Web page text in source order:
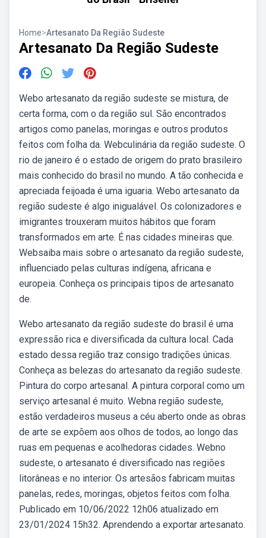
Home>Artesanato Da Região Sudeste
Artesanato Da Região Sudeste
Webo artesanato da região sudeste se mistura, de
certa forma, com o da região sul. São encontrados
artigos como panelas, moringas e outros produtos
feitos com folha da. Webculinária da região sudeste. O
rio de janeiro é o estado de origem do prato brasileiro
mais conhecido do brasil no mundo. A tão conhecida e
apreciada feijoada é uma iguaria. Webo artesanato da
região sudeste é algo inigualável. Os colonizadores e
imigrantes trouxeram muitos hábitos que foram
transformados em arte. É nas cidades mineiras que.
Websaiba mais sobre o artesanato da região sudeste,
influenciado pelas culturas indígena, africana e
europeia. Conheça os principais tipos de artesanato
de.
Webo artesanato da região sudeste do brasil é uma
expressão rica e diversificada da cultura local. Cada
estado dessa região traz consigo tradições únicas.
Conheça as belezas do artesanato da região sudeste.
Pintura do corpo artesanal. A pintura corporal como um
serviço artesanal é muito. Webna região sudeste,
estão verdadeiros museus a céu aberto onde as obras
de arte se expõem aos olhos de todos, ao longo das
ruas em pequenas e acolhedoras cidades. Webno
sudeste, o artesanato é diversificado nas regiões
litorâneas e no interior. Os artesãos fabricam muitas
panelas, redes, moringas, objetos feitos com folha.
Publicado em 10/06/2022 12h06 atualizado em
23/01/2024 15h32. Aprendendo a exportar artesanato.